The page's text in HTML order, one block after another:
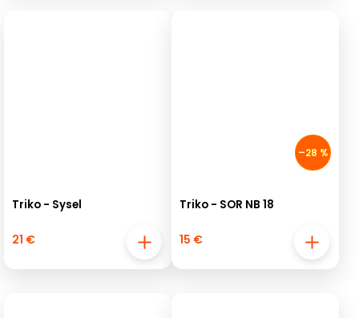
Triko - Sysel
21 €
–28 %
Triko - SOR NB 18
15 €